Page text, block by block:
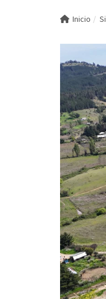
Inicio